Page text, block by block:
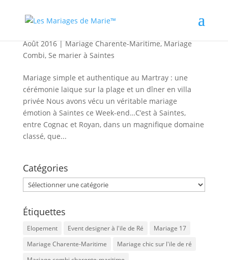
Août 2016|Mariage Charente-Maritime,Mariage
Combi, Se marier à Saintes
Mariage simple et authentique au Martray : une
cérémonie laïque sur la plage et un dîner en villa
privée Nous avons vécu un véritable mariage
émotion à Saintes ce Week-end…C’est à Saintes,
entre Cognac et Royan, dans un magnifique domaine
classé, que...
Catégories
Catégories
Étiquettes
Elopement Event designer à l'ile de Ré
Mariage 17
Mariage Charente-Maritime
Mariage chic sur l'ile de ré